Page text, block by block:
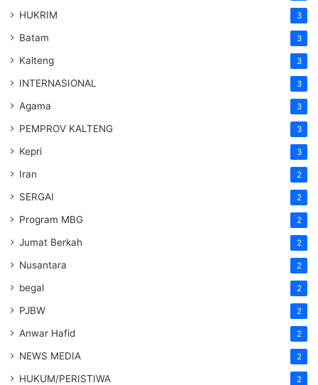
HUKRIM 3
Batam 3
Kalteng 3
INTERNASIONAL 3
Agama 3
PEMPROV KALTENG 3
Kepri 3
Iran 2
SERGAI 2
Program MBG 2
Jumat Berkah 2
Nusantara 2
begal 2
PJBW 2
Anwar Hafid 2
NEWS MEDIA 2
HUKUM/PERISTIWA 2